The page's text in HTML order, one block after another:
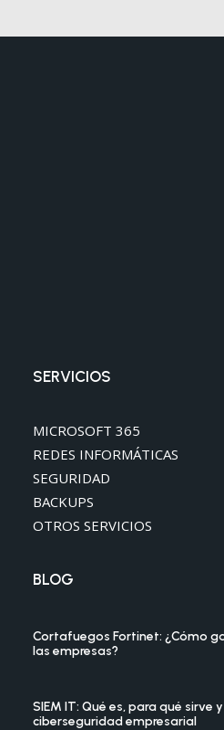
SERVICIOS
MICROSOFT 365
REDES INFORMÁTICAS
SEGURIDAD
BACKUPS
OTROS SERVICIOS
BLOG
Cortafuegos Fortinet: ¿Cómo
las empresas?
SIEM IT: Qué es, para qué sirve
ciberseguridad empresarial